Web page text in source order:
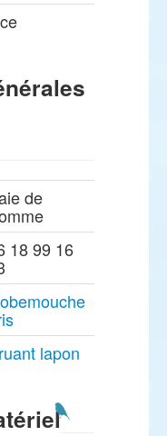
de
18 99 16
lapon